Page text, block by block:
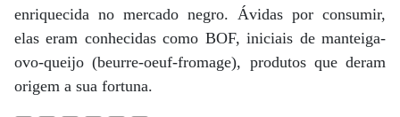
enriquecida no mercado negro. Ávidas por consumir,
elas eram conhecidas como BOF, iniciais de manteiga-
ovo-queijo (beurre-oeuf-fromage), produtos que deram
origem a sua fortuna.